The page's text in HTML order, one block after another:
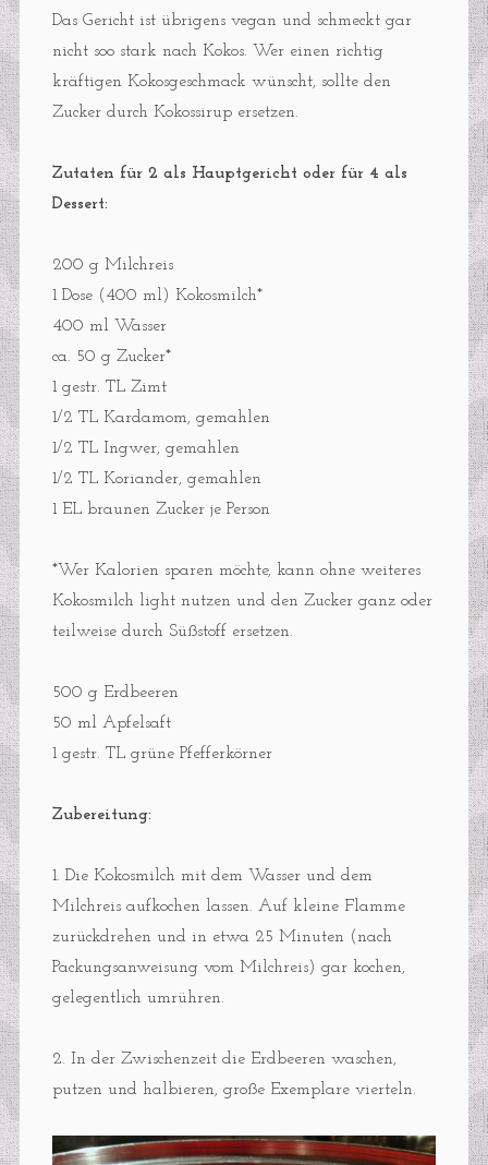
Das Gericht ist übrigens vegan und schmeckt gar
nicht soo stark nach Kokos. Wer einen richtig
kräftigen Kokosgeschmack wünscht, sollte den
Zucker durch Kokossirup ersetzen.
Zutaten für 2 als Hauptgericht oder für 4 als
Dessert:
200 g Milchreis
1 Dose (400 ml) Kokosmilch*
400 ml Wasser
ca. 50 g Zucker*
1 gestr. TL Zimt
1/2 TL Kardamom, gemahlen
1/2 TL Ingwer, gemahlen
1/2 TL Koriander, gemahlen
1 EL braunen Zucker je Person
*Wer Kalorien sparen möchte, kann ohne weiteres
Kokosmilch light nutzen und den Zucker ganz oder
teilweise durch Süßstoff ersetzen.
500 g Erdbeeren
50 ml Apfelsaft
1 gestr. TL grüne Pfefferkörner
Zubereitung:
1. Die Kokosmilch mit dem Wasser und dem
Milchreis aufkochen lassen. Auf kleine Flamme
zurückdrehen und in etwa 25 Minuten (nach
Packungsanweisung vom Milchreis) gar kochen,
gelegentlich umrühren.
2. In der Zwischenzeit die Erdbeeren waschen,
putzen und halbieren, große Exemplare vierteln.